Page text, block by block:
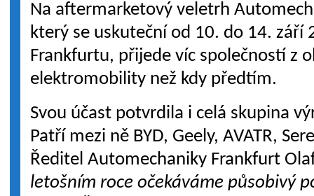
Na aftermarketový veletrh
který se uskuteční od 10. do 14. září
Frankfurtu, přijede víc společností z
elektromobility než kdy předtím.
Svou účast potvrdila i celá skupina
Patří mezi ně BYD, Geely, AVATR,
Ředitel Automechaniky Frankfurt
letošním roce očekáváme působivý